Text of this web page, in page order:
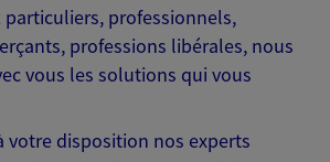
particuliers, professionnels,
professions libérales, nous
vous les solutions qui vous
votre disposition nos experts